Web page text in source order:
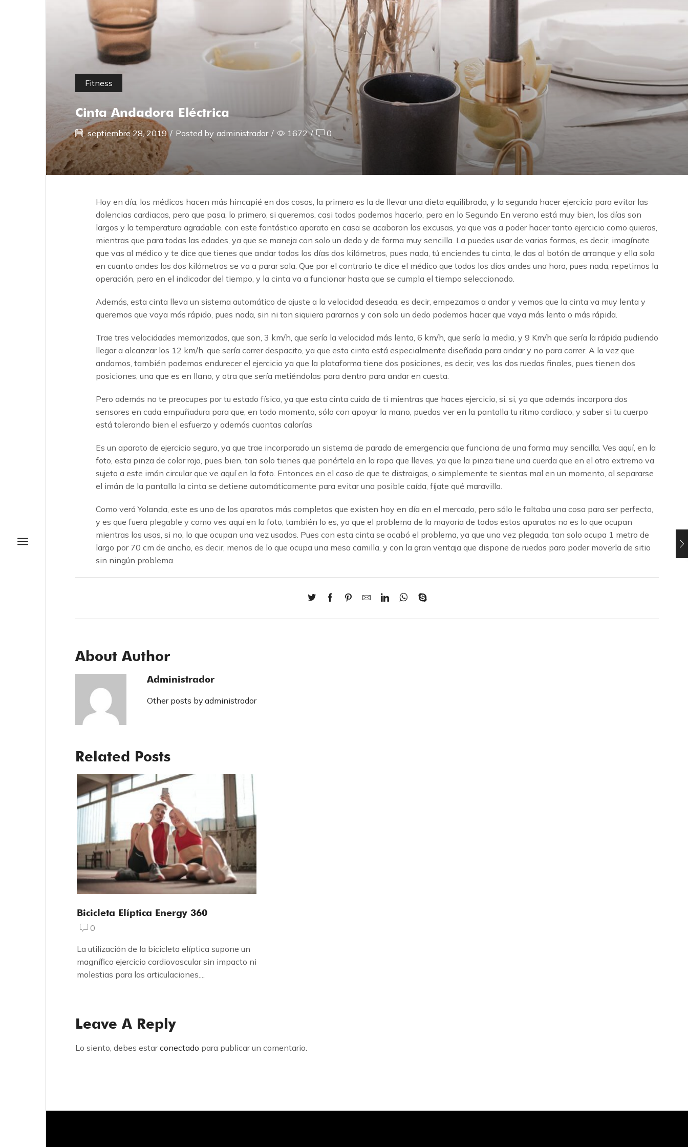
Fitness
Cinta Andadora Eléctrica
septiembre 28, 2019 / Posted by administrador / 1672 / 0
Hoy en día, los médicos hacen más hincapié en dos cosas, la primera es la de llevar una dieta equilibrada, y la segunda hacer ejercicio para evitar las
dolencias cardiacas, pero que pasa, lo primero, si queremos, casi todos podemos hacerlo, pero en lo Segundo En verano está muy bien, los días son
largos y la temperatura agradable. con este fantástico aparato en casa se acabaron las excusas, ya que vas a poder hacer tanto ejercicio como quieras,
mientras que para todas las edades, ya que se maneja con solo un dedo y de forma muy sencilla. La puedes usar de varias formas, es decir, imagínate
que vas al médico y te dice que tienes que andar todos los días dos kilómetros, pues nada, tú enciendes tu cinta, le das al botón de arranque y ella sola
en cuanto andes los dos kilómetros se va a parar sola. Que por el contrario te dice el médico que todos los días andes una hora, pues nada, repetimos la
operación, pero en el indicador del tiempo, y la cinta va a funcionar hasta que se cumpla el tiempo seleccionado.
Además, esta cinta lleva un sistema automático de ajuste a la velocidad deseada, es decir, empezamos a andar y vemos que la cinta va muy lenta y
queremos que vaya más rápido, pues nada, sin ni tan siquiera pararnos y con solo un dedo podemos hacer que vaya más lenta o más rápida.
Trae tres velocidades memorizadas, que son, 3 km/h, que sería la velocidad más lenta, 6 km/h, que sería la media, y 9 Km/h que sería la rápida pudiendo
llegar a alcanzar los 12 km/h, que sería correr despacito, ya que esta cinta está especialmente diseñada para andar y no para correr. A la vez que
andamos, también podemos endurecer el ejercicio ya que la plataforma tiene dos posiciones, es decir, ves las dos ruedas finales, pues tienen dos
posiciones, una que es en llano, y otra que sería metiéndolas para dentro para andar en cuesta.
Pero además no te preocupes por tu estado físico, ya que esta cinta cuida de ti mientras que haces ejercicio, si, si, ya que además incorpora dos
sensores en cada empuñadura para que, en todo momento, sólo con apoyar la mano, puedas ver en la pantalla tu ritmo cardiaco, y saber si tu cuerpo
está tolerando bien el esfuerzo y además cuantas calorías
Es un aparato de ejercicio seguro, ya que trae incorporado un sistema de parada de emergencia que funciona de una forma muy sencilla. Ves aquí, en la
foto, esta pinza de color rojo, pues bien, tan solo tienes que ponértela en la ropa que lleves, ya que la pinza tiene una cuerda que en el otro extremo va
sujeto a este imán circular que ve aquí en la foto. Entonces en el caso de que te distraigas, o simplemente te sientas mal en un momento, al separarse
el imán de la pantalla la cinta se detiene automáticamente para evitar una posible caída, fíjate qué maravilla.
Como verá Yolanda, este es uno de los aparatos más completos que existen hoy en día en el mercado, pero sólo le faltaba una cosa para ser perfecto,
y es que fuera plegable y como ves aquí en la foto, también lo es, ya que el problema de la mayoría de todos estos aparatos no es lo que ocupan
mientras los usas, si no, lo que ocupan una vez usados. Pues con esta cinta se acabó el problema, ya que una vez plegada, tan solo ocupa 1 metro de
largo por 70 cm de ancho, es decir, menos de lo que ocupa una mesa camilla, y con la gran ventaja que dispone de ruedas para poder moverla de sitio
sin ningún problema.
About Author
Administrador
Other posts by administrador
Related Posts
Bicicleta Elíptica Energy 360
0
La utilización de la bicicleta elíptica supone un
magnífico ejercicio cardiovascular sin impacto ni
molestias para las articulaciones....
Leave A Reply
Lo siento, debes estarconectado para publicar un comentario.